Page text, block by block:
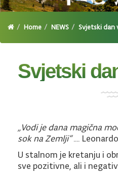
Home NEWS Svjetski dan
Svjetski
„Vodi je dana magična
sok na Zemlji“....
U stalnom je kretanju i
sve pozitivne, ali i